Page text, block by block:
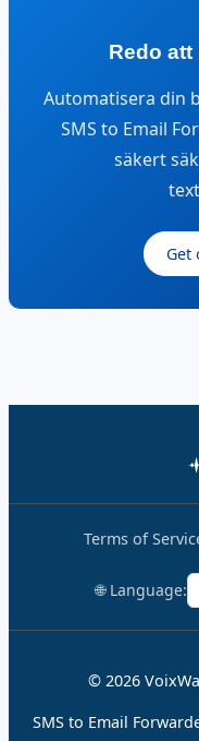
Redo
Automatisera din
SMS to Email
säkert
Get
Terms of
🌐 Language:
© 2026
SMS to Email